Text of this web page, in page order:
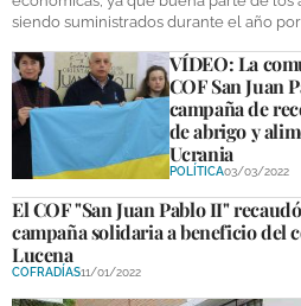
siendo suministrados durante el año
VÍDEO: La
COF San Juan
campaña de
de abrigo y
Ucrania
POLÍTICA03/03/2022
El COF "San Juan Pablo II"
campaña solidaria a beneficio del
Lucena
COFRADÍAS11/01/2022